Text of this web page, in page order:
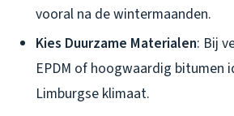
vooral na de wintermaanden.
Kies Duurzame Materialen: Bij
EPDM of hoogwaardig bitumen
Limburgse klimaat.